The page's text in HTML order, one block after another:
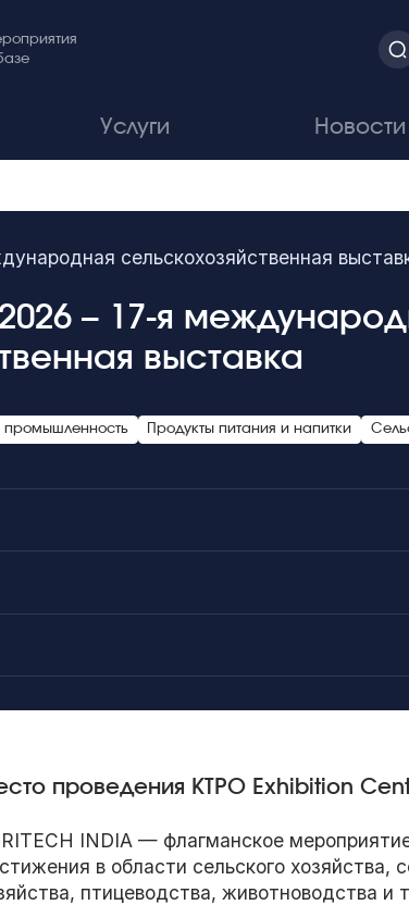
Услуги Новости
сельскохозяйственная
– 17-я
выставка
промышленность Продукты питания и напитки
проведения KTPO Exhibition
INDIA — флагманское
в области сельского хозяйства,
птицеводства, животноводства и